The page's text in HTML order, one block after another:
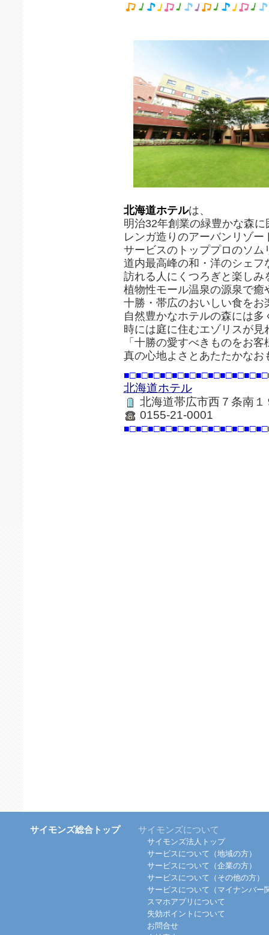
北海道ホテルは、
明治32年創業の緑豊かな森に
レンガ造りのアーバンリゾー
サービスのトッププロのソム
道内最高峰の和・洋のシェ
訪れる人にくつろぎと楽しみ
植物性モール温泉の源泉で癒
十勝・帯広のおいしい食をお
自然豊かなホテルの森には多
時には庭に住むエゾリスが見
「十勝の愛すべきものをお
真の心地よさとあたたかな
北海道ホテル
北海道帯広市西７条南１
0155-21-0001
サイモンズ総合トップ サイモンズについて
サイモンズ法人トップ
サービスについて（地域の方）
サービスについて（企業の方）
サービスについて（その他の方）
サービスについて（マイナンバー
スマホアプリについて
失効ポイントについて
お問合せ